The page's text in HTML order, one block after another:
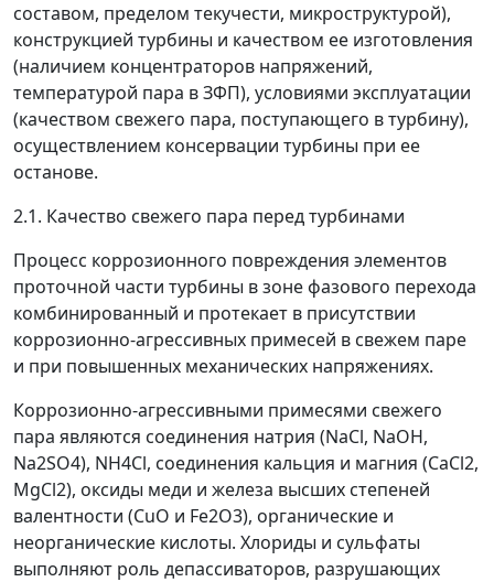
составом, пределом текучести, микроструктурой),
конструкцией турбины и качеством ее изготовления
(наличием концентраторов напряжений,
температурой пара в ЗФП), условиями эксплуатации
(качеством свежего пара, поступающего в турбину),
осуществлением консервации турбины при ее
останове.
2.1. Качество свежего пара перед турбинами
Процесс коррозионного повреждения элементов
проточной части турбины в зоне фазового перехода
комбинированный и протекает в присутствии
коррозионно-агрессивных примесей в свежем паре
и при повышенных механических напряжениях.
Коррозионно-агрессивными примесями свежего
пара являются соединения натрия (NaCl, NaOH,
Na2SO4), NН4Сl, соединения кальция и магния (СаСl2,
МgСl2), оксиды меди и железа высших степеней
валентности (СuO и Fе2O3), органические и
неорганические кислоты. Хлориды и сульфаты
выполняют роль депассиваторов, разрушающих